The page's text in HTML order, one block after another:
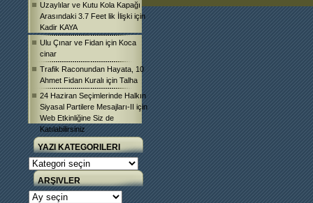
Uzaylılar ve Kutu Kola Kapağı
Arasındaki 3.7 Feet lik İlişki için
Kadir KAYA
Ulu Çınar ve Fidan için Koca
cinar
Trafik Raconundan Hayata, 10
Ahmet Fidan Kuralı için Talha
24 Haziran Seçimlerinde Halkın
Siyasal Partilere Mesajları-II için
Web Etkinliğine Siz de
Katılabilirsiniz
YAZI KATEGORILERI
Yazı
Kategorileri
ARŞIVLER
Arşivler